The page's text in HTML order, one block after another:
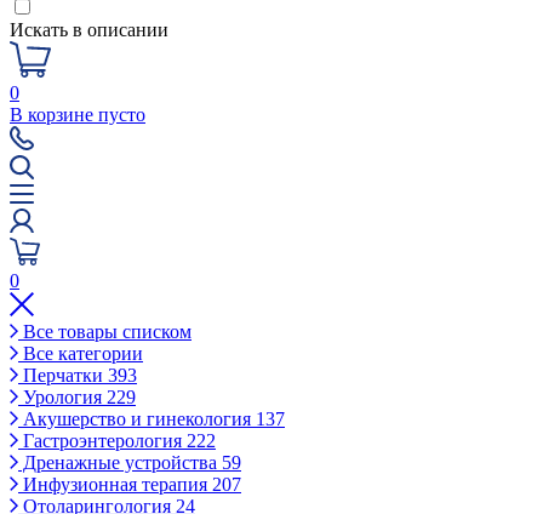
Искать в описании
0
В корзине пусто
0
Все товары списком
Все категории
Перчатки 393
Урология 229
Акушерство и гинекология 137
Гастроэнтерология 222
Дренажные устройства 59
Инфузионная терапия 207
Отоларингология 24